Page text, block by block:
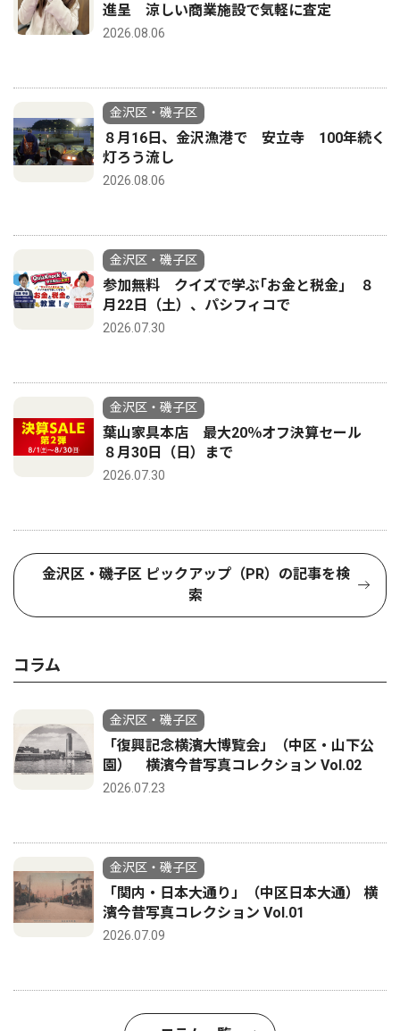
進呈 涼しい商業施設で気軽に査定
2026.08.06
金沢区・磯子区
８月16日、金沢漁港で 安立寺 100年続く
灯ろう流し
2026.08.06
金沢区・磯子区
参加無料 クイズで学ぶ｢お金と税金｣ ８
月22日（土）、パシフィコで
2026.07.30
金沢区・磯子区
葉山家具本店 最大20％オフ決算セール
８月30日（日）まで
2026.07.30
金沢区・磯子区 ピックアップ（PR）の記事を検
索
コラム
金沢区・磯子区
「復興記念横濱大博覧会」（中区・山下公
園） 横濱今昔写真コレクション Vol.02
2026.07.23
金沢区・磯子区
「関内・日本大通り」（中区日本大通） 横
濱今昔写真コレクション Vol.01
2026.07.09